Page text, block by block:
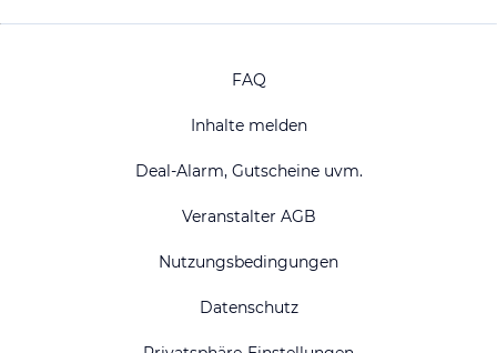
FAQ
Inhalte melden
Deal-Alarm, Gutscheine uvm.
Veranstalter AGB
Nutzungsbedingungen
Datenschutz